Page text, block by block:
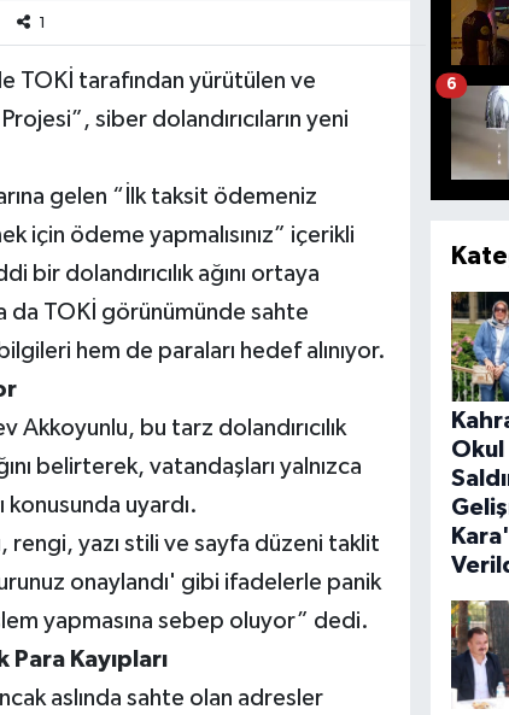
1
TOKİ tarafından yürütülen ve
siber dolandırıcıların yeni
gelen “İlk taksit ödemeniz
için ödeme yapmalısınız” içerikli
dolandırıcılık ağını ortaya
da TOKİ görünümünde sahte
hem de paraları hedef alınıyor.
bu tarz dolandırıcılık
belirterek, vatandaşları yalnızca
uyardı.
yazı stili ve sayfa düzeni taklit
onaylandı' gibi ifadelerle panik
yapmasına sebep oluyor” dedi.
Kayıpları
aslında sahte olan adresler
6
Okul